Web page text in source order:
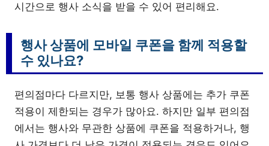
시간으로 행사 소식을 받을 수 있어 편리해요.
행사 상품에 모바일 쿠폰을 함께 적용할
수 있나요?
편의점마다 다르지만, 보통 행사 상품에는 추가 쿠폰
적용이 제한되는 경우가 많아요. 하지만 일부 편의점
에서는 행사와 무관한 상품에 쿠폰을 적용하거나, 행